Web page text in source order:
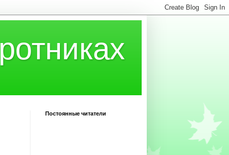
Постоянные читатели